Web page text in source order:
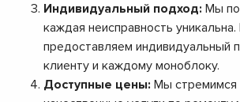
Индивидуальный подход: Мы
каждая неисправность
предоставляем индивидуальный
клиенту и каждому моноблоку.
Доступные цены: Мы стремимся